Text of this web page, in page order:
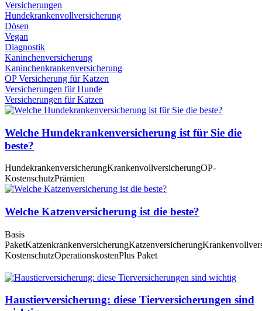
Versicherungen
Hundekrankenvollversicherung
Dösen
Vegan
Diagnostik
Kaninchenversicherung
Kaninchenkrankenversicherung
OP Versicherung für Katzen
Versicherungen für Hunde
Versicherungen für Katzen
Welche Hundekrankenversicherung ist für Sie die
beste?
HundekrankenversicherungKrankenvollversicherungOP-
KostenschutzPrämien
Welche Katzenversicherung ist die beste?
Basis
PaketKatzenkrankenversicherungKatzenversicherung
KostenschutzOperationskostenPlus Paket
Haustierversicherung: diese Tierversicherungen sind